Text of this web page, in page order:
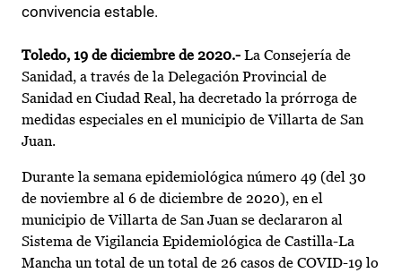
convivencia estable.
Toledo, 19 de diciembre de 2020.- La Consejería de
Sanidad, a través de la Delegación Provincial de
Sanidad en Ciudad Real, ha decretado la prórroga de
medidas especiales en el municipio de Villarta de San
Juan.
Durante la semana epidemiológica número 49 (del 30
de noviembre al 6 de diciembre de 2020), en el
municipio de Villarta de San Juan se declararon al
Sistema de Vigilancia Epidemiológica de Castilla-La
Mancha un total de un total de 26 casos de COVID-19 lo